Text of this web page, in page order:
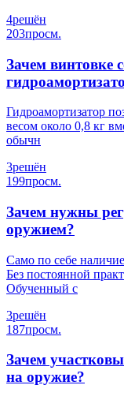
4решён
203просм.
Зачем винтовке
Гидроамортизатор
весом около 0,8 кг
обычн
3решён
199просм.
Зачем нужны
оружием?
Само по себе
Без постоянной
Обученный с
3решён
187просм.
Зачем
на оружие?